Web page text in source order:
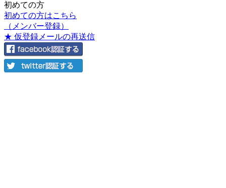
初めての方
初めての方はこちら
（メンバー登録）
★ 仮登録メールの再送信